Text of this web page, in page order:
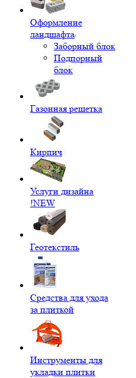
Оформление
ландшафта
Заборный блок
Подпорный
блок
Газонная решетка
Кирпич
Услуги дизайна
!NEW
Геотекстиль
Средства для ухода
за плиткой
Инструменты для
укладки плитки